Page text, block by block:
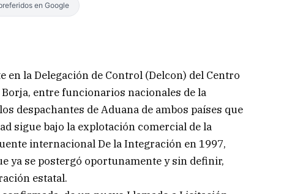
en Google
la Delegación de Control (Delcon) del Centro
entre funcionarios nacionales de la
despachantes de Aduana de ambos países que
sigue bajo la explotación comercial de la
internacional De la Integración en 1997,
ya se postergó oportunamente y sin definir,
estatal.